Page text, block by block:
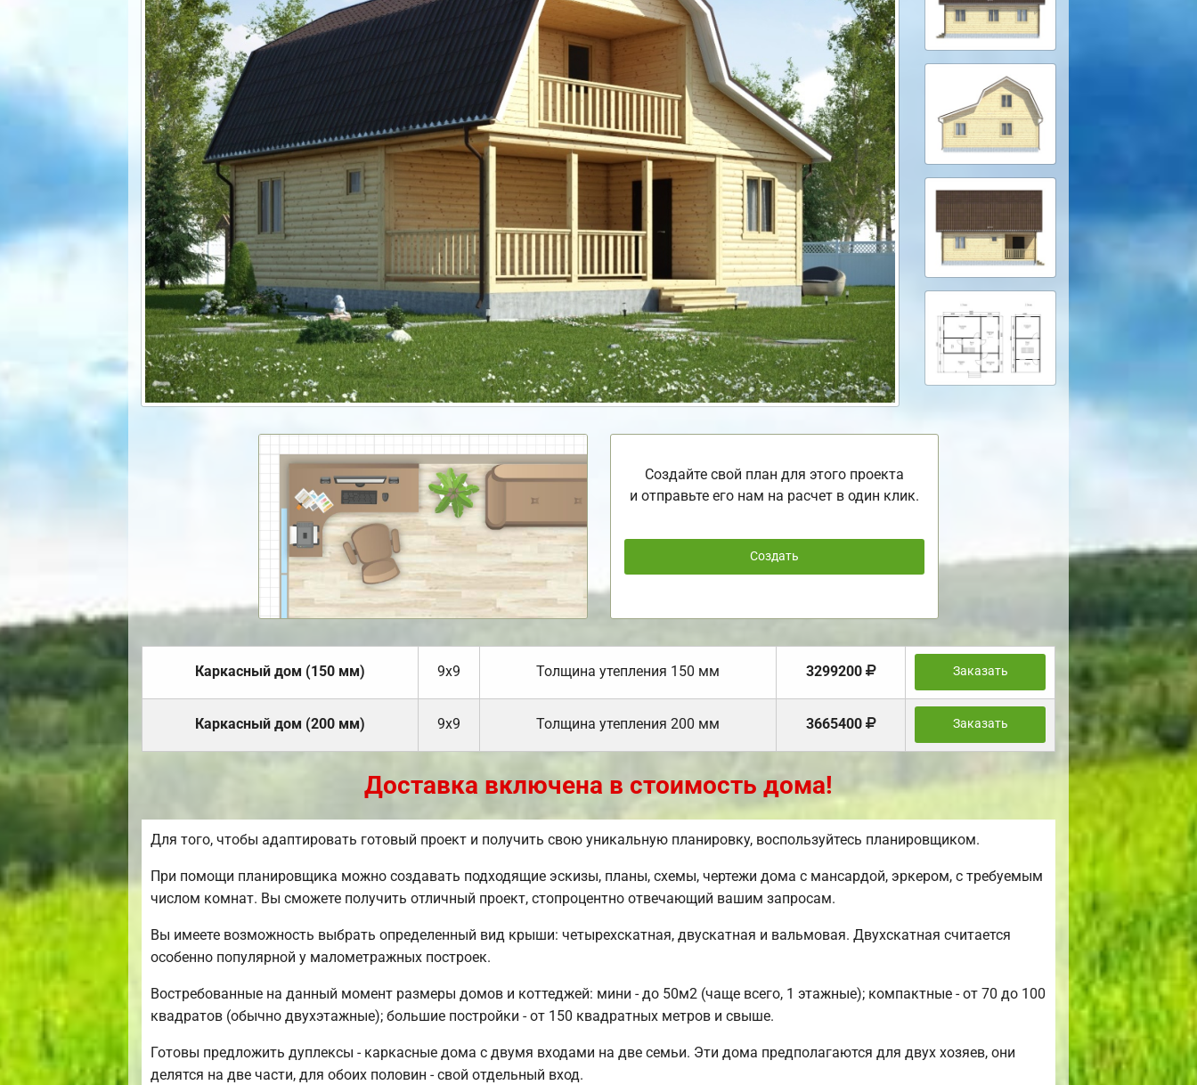
Создайте свой план для этого проекта
и отправьте его нам на расчет в один клик.
Создать
Каркасный дом (150 мм) 9х9 Толщина утепления 150 мм 3299200 Заказать
Каркасный дом (200 мм) 9х9 Толщина утепления 200 мм 3665400 Заказать
Доставка включена в стоимость дома!
Для того, чтобы адаптировать готовый проект и получить свою уникальную планировку, воспользуйтесь планировщиком.
При помощи планировщика можно создавать подходящие эскизы, планы, схемы, чертежи дома с мансардой, эркером, с требуемым
числом комнат. Вы сможете получить отличный проект, стопроцентно отвечающий вашим запросам.
Вы имеете возможность выбрать определенный вид крыши: четырехскатная, двускатная и вальмовая. Двухскатная считается
особенно популярной у малометражных построек.
Востребованные на данный момент размеры домов и коттеджей: мини - до 50м2 (чаще всего, 1 этажные); компактные - от 70 до 100
квадратов (обычно двухэтажные); большие постройки - от 150 квадратных метров и свыше.
Готовы предложить дуплексы - каркасные дома с двумя входами на две семьи. Эти дома предполагаются для двух хозяев, они
делятся на две части, для обоих половин - свой отдельный вход.